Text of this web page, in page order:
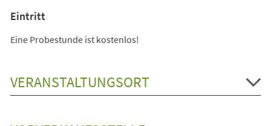
Eintritt
Eine Probestunde ist kostenlos!
VERANSTALTUNGSORT